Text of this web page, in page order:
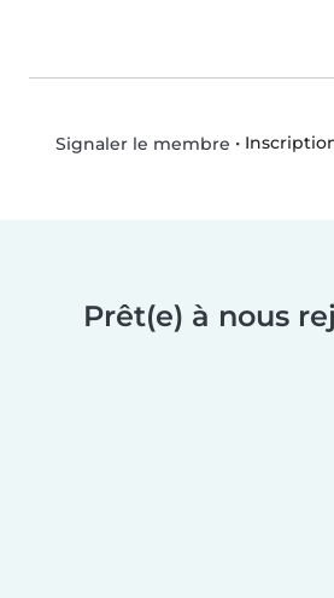
Signaler le membre •
Prêt(e) à nous